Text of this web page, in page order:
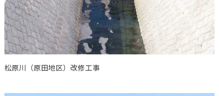
松原川（原田地区）改修工事